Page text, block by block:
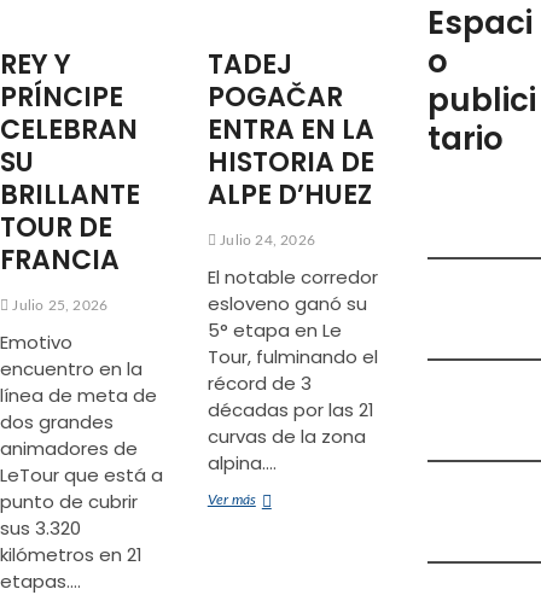
n
e
m
e
REY Y
PRÍNCIPE
CELEBRAN
SU
BRILLANTE
TOUR DE
FRANCIA
Julio 25, 2026
Emotivo
encuentro en la
línea de meta de
dos grandes
animadores de
LeTour que está a
punto de cubrir
sus 3.320
kilómetros en 21
etapas.…
TADEJ
POGAČAR
ENTRA EN LA
HISTORIA DE
ALPE D’HUEZ
Julio 24, 2026
El notable corredor
esloveno ganó su
5° etapa en Le
Tour, fulminando el
récord de 3
décadas por las 21
curvas de la zona
alpina.…
Ver másTADEJ
Espaci
o
publici
tario